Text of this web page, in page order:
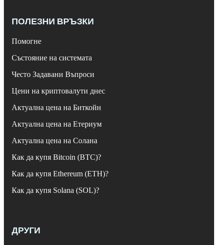
ПОЛЕЗНИ ВРЪЗКИ
Помогне
Състояние на системата
Често Задавани Въпроси
Цени на криптовалути днес
Актуална цена на Биткойн
Актуална цена на Етериум
Актуална цена на Солана
Как да купя Bitcoin (BTC)?
Как да купя Ethereum (ETH)?
Как да купя Solana (SOL)?
ДРУГИ